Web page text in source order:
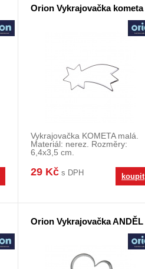
Orion Vykrajovačka kometa
Vykrajovačka KOMETA malá.
Materiál: nerez. Rozměry:
6,4x3,5 cm.
29 Kč s DPH koupit
Orion Vykrajovačka ANDĚL